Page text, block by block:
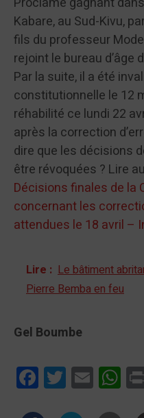
Kabare, au Sud-Kivu,
fils du professeur
rejoint le bureau d’âge
Par la suite, il a été
constitutionnelle le 12
réhabilité ce lundi 22
après la correction
dire que les décisions
être révoquées ? Lire
Décisions finales de la
concernant les
attendues le 18 avril –
Lire : Le bâtiment
Pierre Bemba en feu
Gel Boumbe
FacebookTwitterEmail